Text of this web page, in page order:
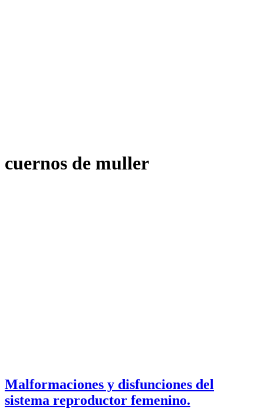
cuernos de muller
Malformaciones y disfunciones del
sistema reproductor femenino.